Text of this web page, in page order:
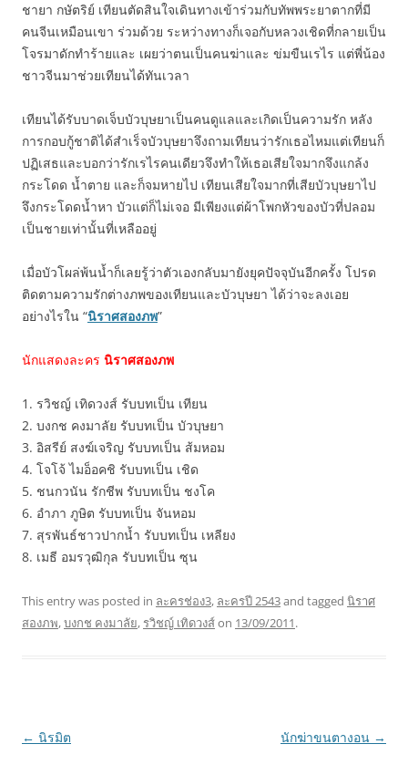
ชายา กษัตริย์ เทียนตัดสินใจเดินทางเข้าร่วมกับทัพพระยาตากที่มี
คนจีนเหมือนเขา ร่วมด้วย ระหว่างทางก็เจอกับหลวงเชิดที่กลายเป็น
โจรมาดักทำร้ายและ เผยว่าตนเป็นคนฆ่าและ ข่มขืนเรไร แต่พี่น้อง
ชาวจีนมาช่วยเทียนได้ทันเวลา
เทียนได้รับบาดเจ็บบัวบุษยาเป็นคนดูแลและเกิดเป็นความรัก หลัง
การกอบกู้ชาติได้สำเร็จบัวบุษยาจึงถามเทียนว่ารักเธอไหมแต่เทียนก็
ปฏิเสธและบอกว่ารักเรไรคนเดียวจึงทำให้เธอเสียใจมากจึงแกล้ง
กระโดด น้ำตาย และก็จมหายไป เทียนเสียใจมากที่เสียบัวบุษยาไป
จึงกระโดดน้ำหา บัวแต่ก็ไม่เจอ มีเพียงแต่ผ้าโพกหัวของบัวที่ปลอม
เป็นชายเท่านั้นที่เหลืออยู่
เมื่อบัวโผล่พ้นน้ำก็เลยรู้ว่าตัวเองกลับมายังยุคปัจจุบันอีกครั้ง โปรด
ติดตามความรักต่างภพของเทียนและบัวบุษยา ได้ว่าจะลงเอย
อย่างไรใน “นิราศสองภพ”
นักแสดงละคร นิราศสองภพ
1. รวิชญ์ เทิดวงส์ รับบทเป็น เทียน
2. บงกช คงมาลัย รับบทเป็น บัวบุษยา
3. อิสรีย์ สงฆ์เจริญ รับบทเป็น ส้มหอม
4. โจโจ้ ไมอ็อคชิ รับบทเป็น เชิด
5. ชนกวนัน รักชีพ รับบทเป็น ชงโค
6. อำภา ภูษิต รับบทเป็น จันหอม
7. สุรพันธ์ชาวปากน้ำ รับบทเป็น เหลียง
8. เมธี อมรวุฒิกุล รับบทเป็น ซุน
This entry was posted in ละครช่อง3, ละครปี 2543and tagged นิราศ
สองภพ,บงกช คงมาลัย, รวิชญ์ เทิดวงส์on 13/09/2011.
Post
← นิรมิต นักฆ่าขนตางอน →